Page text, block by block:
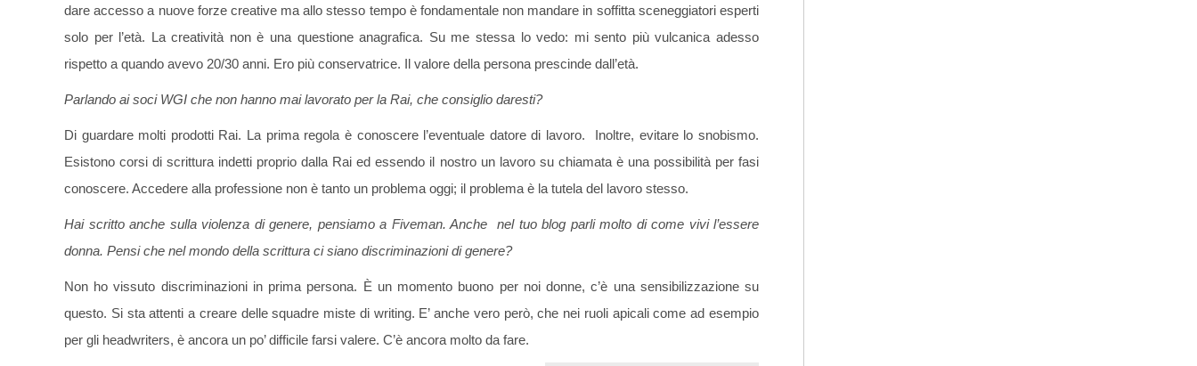
dare accesso a nuove forze creative ma allo stesso tempo è fondamentale non mandare in soffitta sceneggiatori esperti
solo per l’età. La creatività non è una questione anagrafica. Su me stessa lo vedo: mi sento più vulcanica adesso
rispetto a quando avevo 20/30 anni. Ero più conservatrice. Il valore della persona prescinde dall’età.
Parlando ai soci WGI che non hanno mai lavorato per la Rai, che consiglio daresti?
Di guardare molti prodotti Rai. La prima regola è conoscere l’eventuale datore di lavoro. Inoltre, evitare lo snobismo.
Esistono corsi di scrittura indetti proprio dalla Rai ed essendo il nostro un lavoro su chiamata è una possibilità per fasi
conoscere. Accedere alla professione non è tanto un problema oggi; il problema è la tutela del lavoro stesso.
Hai scritto anche sulla violenza di genere, pensiamo a Fiveman. Anche nel tuo blog parli molto di come vivi l’essere
donna. Pensi che nel mondo della scrittura ci siano discriminazioni di genere?
Non ho vissuto discriminazioni in prima persona. È un momento buono per noi donne, c’è una sensibilizzazione su
questo. Si sta attenti a creare delle squadre miste di writing. E’ anche vero però, che nei ruoli apicali come ad esempio
per gli headwriters, è ancora un po’ difficile farsi valere. C’è ancora molto da fare.